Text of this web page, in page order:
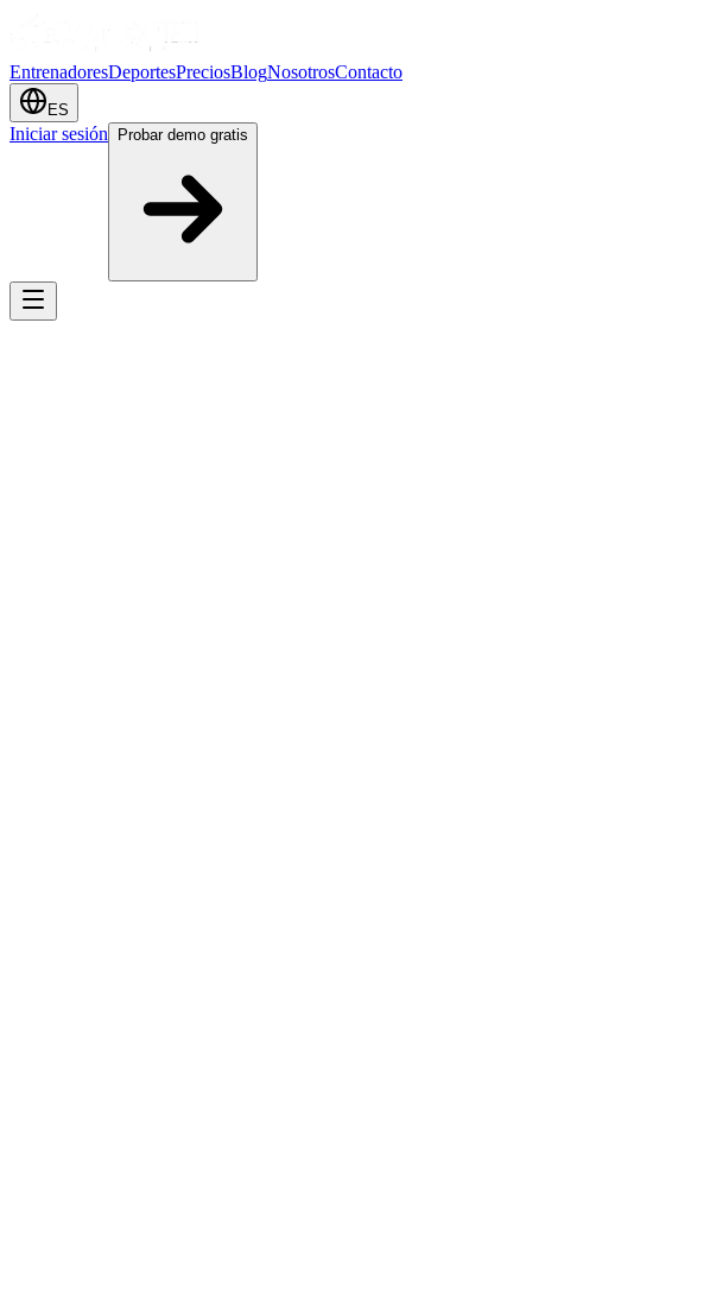
EntrenadoresDeportesPreciosBlogNosotrosContacto
ES
Iniciar sesión Probar demo gratis